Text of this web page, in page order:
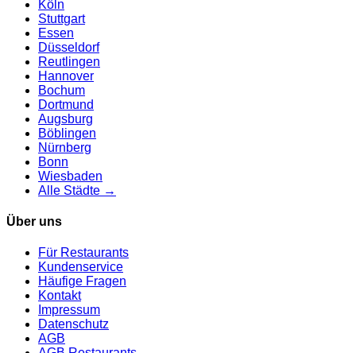
Köln
Stuttgart
Essen
Düsseldorf
Reutlingen
Hannover
Bochum
Dortmund
Augsburg
Böblingen
Nürnberg
Bonn
Wiesbaden
Alle Städte →
Über uns
Für Restaurants
Kundenservice
Häufige Fragen
Kontakt
Impressum
Datenschutz
AGB